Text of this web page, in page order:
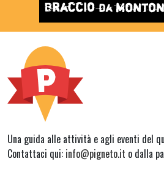
Una guida alle attività e agli eventi del
Contattaci qui: info@pigneto.it o dalla